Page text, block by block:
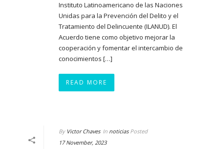
Instituto Latinoamericano de las Naciones
Unidas para la Prevención del Delito y el
Tratamiento del Delincuente (ILANUD). El
Acuerdo tiene como objetivo mejorar la
cooperación y fomentar el intercambio de
conocimientos […]
READ MORE
By Victor Chaves In noticiasPosted
17 November, 2023